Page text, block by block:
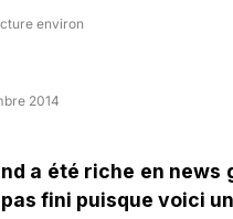
environ
2014
a été riche en news
pas fini puisque voici